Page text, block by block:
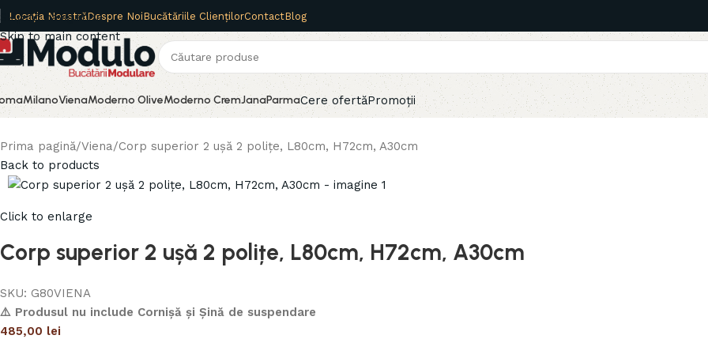
Skip to navigation
Skip to main content
Locația NoastrăDespre NoiBucătăriile CliențilorContactBlog
MilanoVienaModerno OliveModerno CremJanaParmaCere ofertăPromoții
Prima pagină Viena Corp superior 2 ușă 2 polițe, L80cm, H72cm, A30cm
Back to products
Click to enlarge
Corp superior 2 ușă 2 polițe, L80cm, H72cm, A30cm
SKU: G80VIENA
⚠️ Produsul nu include Cornișă și Șină de suspendare
485,00 lei